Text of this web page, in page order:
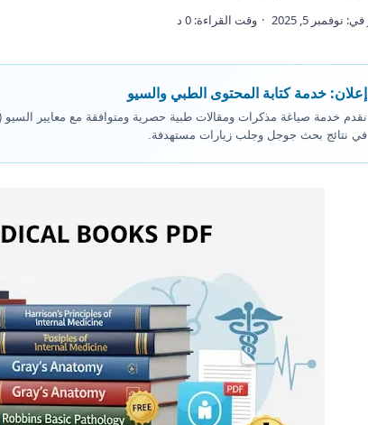
إعلان: خدمة كتابة المحتوى الطبي والسيو
في نتائج بحث جوجل وجلب زيارات مستهدفة.